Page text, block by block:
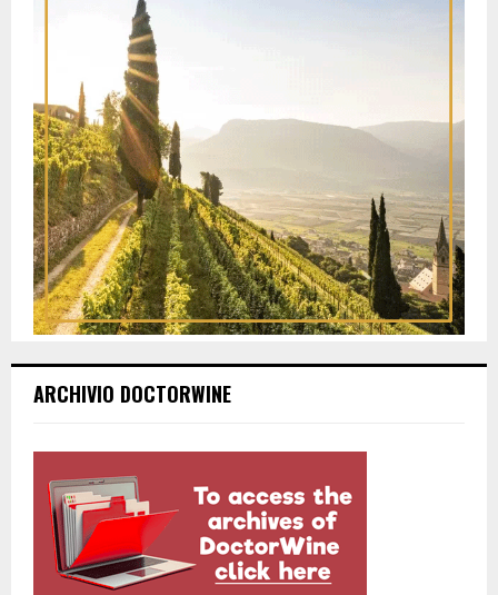
ARCHIVIO DOCTORWINE